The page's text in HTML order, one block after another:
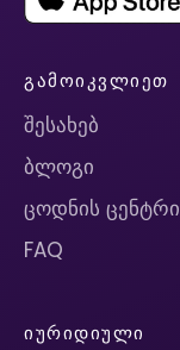
ᲒᲐᲛᲝᲘᲙᲕᲚᲘᲔᲗ
შესახებ
ბლოგი
ცოდნის ცენტრი
FAQ
ᲘᲣᲠᲘᲓᲘᲣᲚᲘ